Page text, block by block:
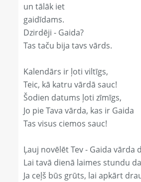
un tālāk iet
gaidīdams.
Dzirdēji - Gaida?
Tas taču bija tavs vārds.
Kalendārs ir ļoti viltīgs,
Teic, kā katru vārdā sauc!
Šodien datums ļoti zīmīgs,
Jo pie Tava vārda, kas ir Gaida
Tas visus ciemos sauc!
Ļauj novēlēt Tev - Gaida vārda
Lai tavā dienā laimes stundu
Ja ceļš būs grūts, lai apkārt